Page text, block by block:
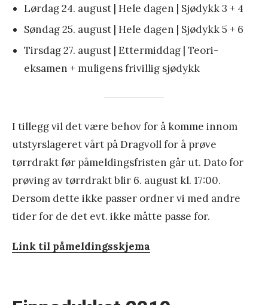
Lørdag 24. august | Hele dagen | Sjødykk 3 + 4
Søndag 25. august | Hele dagen | Sjødykk 5 + 6
Tirsdag 27. august | Ettermiddag | Teori-
eksamen + muligens frivillig sjødykk
I tillegg vil det være behov for å komme innom
utstyrslageret vårt på Dragvoll for å prøve
tørrdrakt før påmeldingsfristen går ut. Dato for
prøving av tørrdrakt blir 6. august kl. 17:00.
Dersom dette ikke passer ordner vi med andre
tider for de det evt. ikke måtte passe for.
Link til påmeldingsskjema